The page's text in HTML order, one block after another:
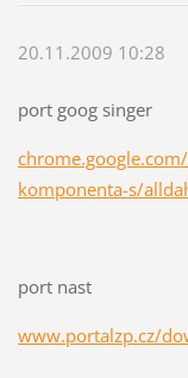
20.11.2009 10:28
port goog singer
komponenta-s/
port nast
www.portalzp.cz/